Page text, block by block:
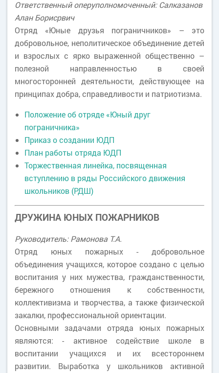
Ответственный оперуполномоченный: Салказанов
Алан Борисрвич
Отряд «Юные друзья пограничников» – это
добровольное, неполитическое объединение детей
и взрослых с ярко выраженной общественно –
полезной направленностью в своей
многосторонней деятельности, действующее на
принципах добра, справедливости и патриотизма.
Положение об отряде «Юный друг
пограничника»
Приказ о создании ЮДП
План работы отряда ЮДП
Торжественная линейка, посвященная
вступлению в ряды Российского движения
школьников (РДШ)
ДРУЖИНА ЮНЫХ ПОЖАРНИКОВ
Руководитель: Рамонова Т.А.
Отряд юных пожарных - добровольное
объединения учащихся, которое создано с целью
воспитания у них мужества, гражданственности,
бережного отношения к собственности,
коллективизма и творчества, а также физической
закалки, профессиональной ориентации.
Основными задачами отряда юных пожарных
являются: - активное содействие школе в
воспитании учащихся и их всестороннем
развитии. Выработка у школьников активной